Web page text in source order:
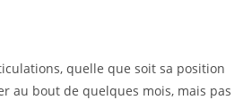
quelle que soit sa position
au bout de quelques mois, mais pas